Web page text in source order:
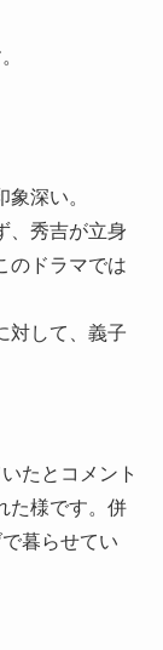
深い。
、秀吉が立身
のドラマでは
対して、義子
たとコメント
た様です。併
暮らせてい